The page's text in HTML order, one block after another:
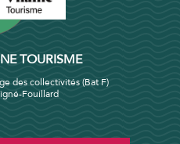
TOURISME
des collectivités (Bat F)
Fouillard